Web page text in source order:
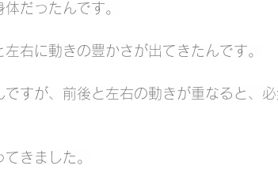
だったんです。
右に動きの豊かさが出てきたんです。
すが、前後と左右の動きが重なると、
きました。